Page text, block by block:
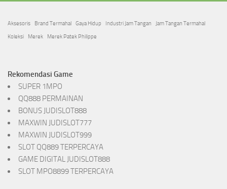
Aksesoris Brand Termahal Gaya Hidup Industri Jam Tangan
Jam Tangan Termahal
Koleksi
Merek Merek Patek Philippe
Rekomendasi Game
SUPER 1MPO
QQ888 PERMAINAN
BONUS JUDISLOT888
MAXWIN JUDISLOT777
MAXWIN JUDISLOT999
SLOT QQ889 TERPERCAYA
GAME DIGITAL JUDISLOT888
SLOT MPO8899 TERPERCAYA